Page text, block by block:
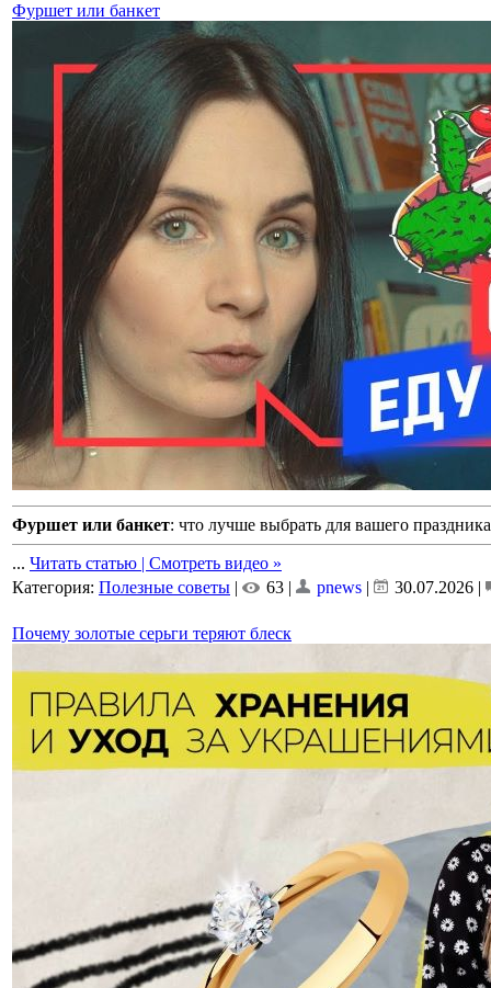
Фуршет или банкет
Фуршет или банкет: что лучше выбрать для вашего
... Читать статью | Смотреть видео »
Категория: Полезные советы | 63 | pnews | 30.07.2026 |
Почему золотые серьги теряют блеск